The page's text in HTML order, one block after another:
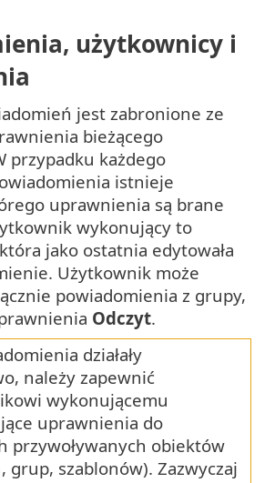
użytkownicy i
jest zabronione ze
bieżącego
przypadku każdego
istnieje
uprawnienia są brane
wykonujący to
jako ostatnia edytowała
Użytkownik może
powiadomienia z grupy,
Odczyt.
działały
należy zapewnić
wykonującemu
uprawnienia do
przywoływanych obiektów
grup, szablonów). Zazwyczaj